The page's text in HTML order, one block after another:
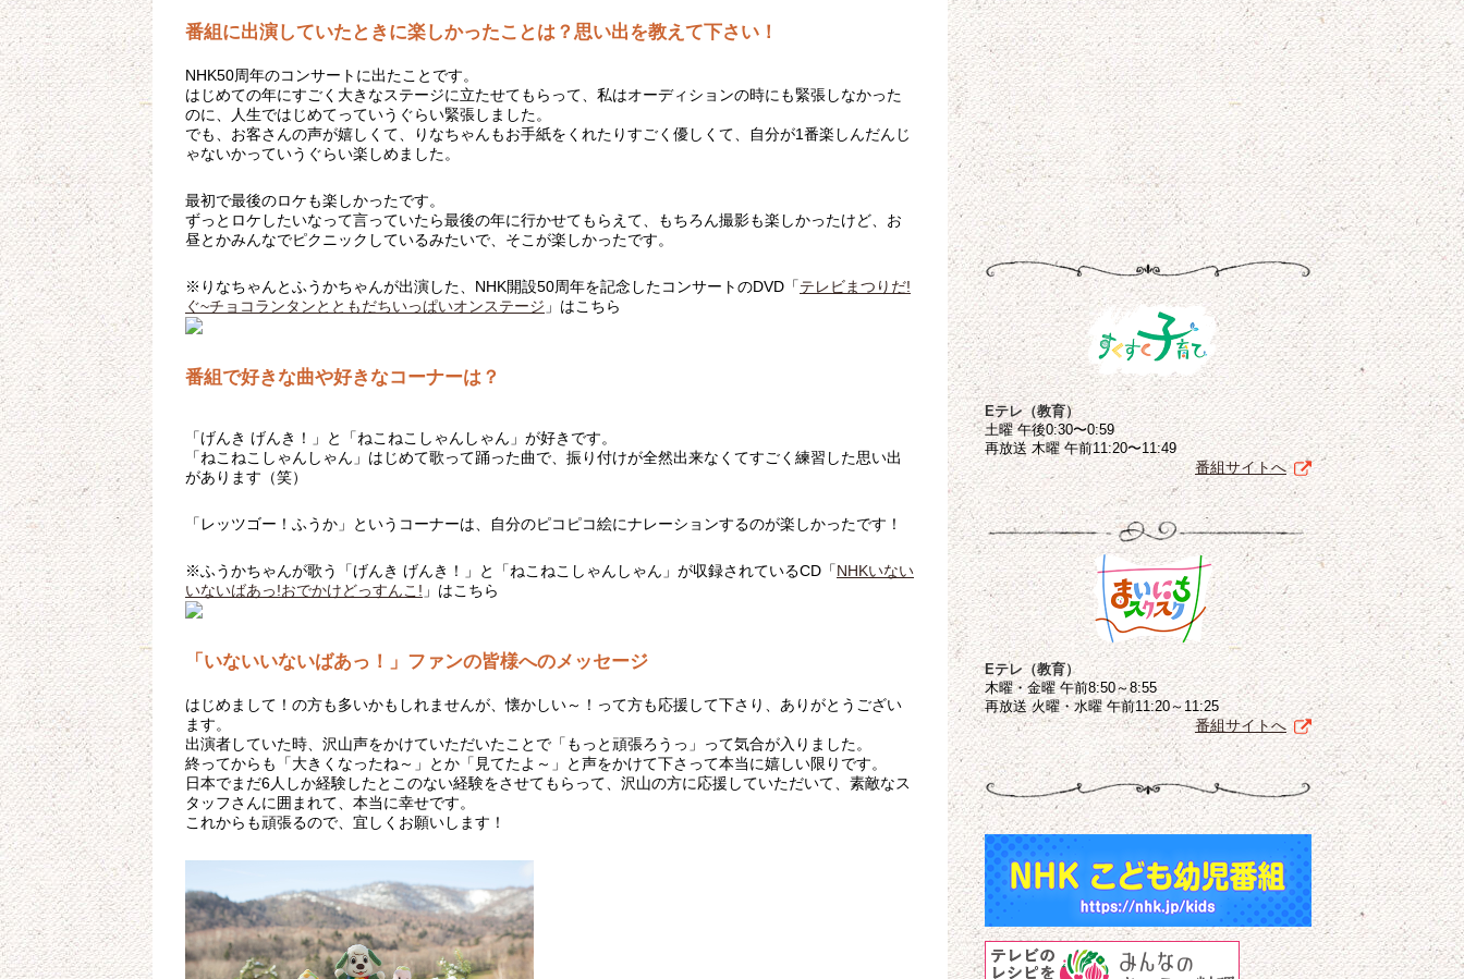
番組に出演していたときに楽しかったことは？思い出を教えて下さい！
NHK50周年のコンサートに出たことです。
はじめての年にすごく大きなステージに立たせてもらって、私はオーディションの時にも緊張しなかった
のに、人生ではじめてっていうぐらい緊張しました。
でも、お客さんの声が嬉しくて、りなちゃんもお手紙をくれたりすごく優しくて、自分が1番楽しんだんじ
ゃないかっていうぐらい楽しめました。
最初で最後のロケも楽しかったです。
ずっとロケしたいなって言っていたら最後の年に行かせてもらえて、もちろん撮影も楽しかったけど、お
昼とかみんなでピクニックしているみたいで、そこが楽しかったです。
※りなちゃんとふうかちゃんが出演した、NHK開設50周年を記念したコンサートのDVD「テレビまつりだ!
ぐ~チョコランタンとともだちいっぱいオンステージ 」はこちら
番組で好きな曲や好きなコーナーは？
「げんき げんき！」と「ねこねこしゃんしゃん」が好きです。
「ねこねこしゃんしゃん」はじめて歌って踊った曲で、振り付けが全然出来なくてすごく練習した思い出
があります（笑）
「レッツゴー！ふうか」というコーナーは、自分のピコピコ絵にナレーションするのが楽しかったです！
※ふうかちゃんが歌う「げんき げんき！」と「ねこねこしゃんしゃん」が収録されているCD「NHKいない
いないばあっ!おでかけどっすんこ! 」はこちら
「いないいないばあっ！」ファンの皆様へのメッセージ
はじめまして！の方も多いかもしれませんが、懐かしい～！って方も応援して下さり、ありがとうござい
ます。
出演者していた時、沢山声をかけていただいたことで「もっと頑張ろうっ」って気合が入りました。
終ってからも「大きくなったね～」とか「見てたよ～」と声をかけて下さって本当に嬉しい限りです。
日本でまだ6人しか経験したとこのない経験をさせてもらって、沢山の方に応援していただいて、素敵なス
タッフさんに囲まれて、本当に幸せです。
これからも頑張るので、宜しくお願いします！
Eテレ（教育）
土曜 午後0:30〜0:59
再放送 木曜 午前11:20〜11:49
番組サイトへ
Eテレ（教育）
木曜・金曜 午前8:50～8:55
再放送 火曜・水曜 午前11:20～11:25
番組サイトへ